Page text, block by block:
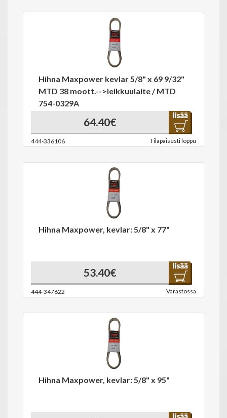
Hihna Maxpower kevlar 5/8" x 69 9/32"
MTD 38 moott.-->leikkuulaite / MTD
754-0329A
64.40€
444-336106 Tilapäisesti loppu
Hihna Maxpower, kevlar: 5/8" x 77"
53.40€
444-347622 Varastossa
Hihna Maxpower, kevlar: 5/8" x 95"